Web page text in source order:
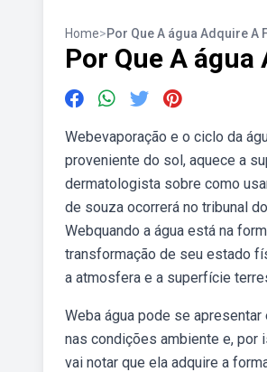
Home>Por Que A água Adquire A
Por Que A
Webevaporação e o ciclo da
proveniente do sol, aquece a
dermatologista sobre como
de souza ocorrerá no tribunal
Webquando a água está na
transformação de seu estado
a atmosfera e a superfície
Weba água pode se
nas condições ambiente e, por
vai notar que ela adquire a